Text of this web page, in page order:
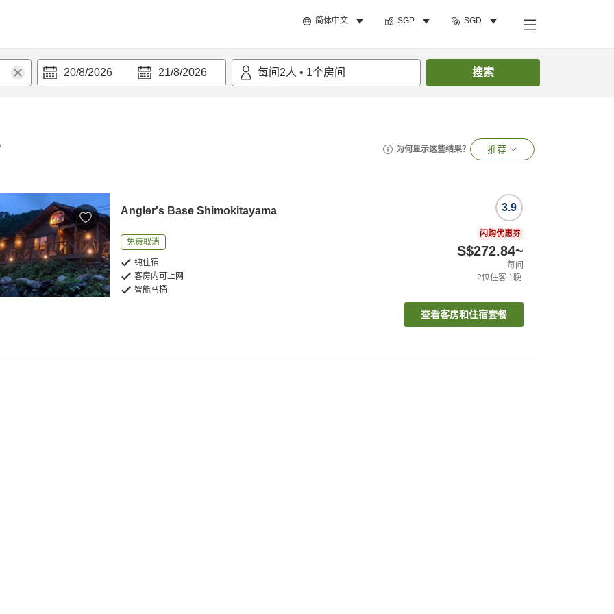
简体中文 SGP SGD
20/8/2026 21/8/2026 每间 2人 • 1个房间 搜索
为何显示这些结果？ 推荐
Angler's Base Shimokitayama
免费取消
纯住宿
客房内可上网
智能马桶
3.9
闪购优惠券
S$272.84~
每间
2位住客 1晚
查看客房和住宿套餐